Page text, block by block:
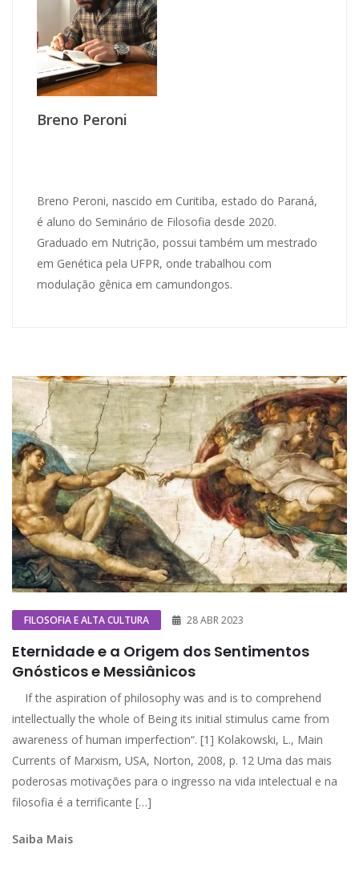
Breno Peroni
Breno Peroni, nascido em Curitiba, estado do Paraná,
é aluno do Seminário de Filosofia desde 2020.
Graduado em Nutrição, possui também um mestrado
em Genética pela UFPR, onde trabalhou com
modulação gênica em camundongos.
FILOSOFIA E ALTA CULTURA 28 ABR 2023
Eternidade e a Origem dos Sentimentos
Gnósticos e Messiânicos
If the aspiration of philosophy was and is to comprehend
intellectually the whole of Being its initial stimulus came from
awareness of human imperfection“. [1] Kolakowski, L., Main
Currents of Marxism, USA, Norton, 2008, p. 12 Uma das mais
poderosas motivações para o ingresso na vida intelectual e na
filosofia é a terrificante […]
Saiba Mais